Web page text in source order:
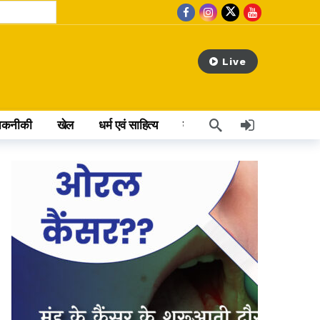
Live
खेल धर्म एवं साहित्य वेब स्टोरी अन्य खबर